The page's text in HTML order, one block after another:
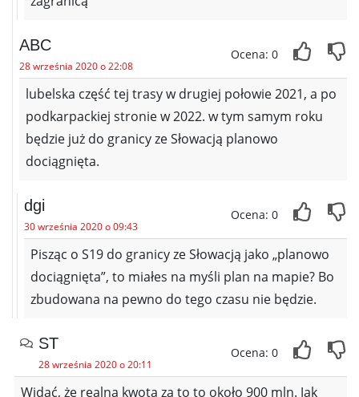
ABC
28 września 2020 o 22:08
Ocena: 0
lubelska część tej trasy w drugiej połowie 2021, a po
podkarpackiej stronie w 2022. w tym samym roku
będzie już do granicy ze Słowacją planowo
dociągnięta.
dgi
30 września 2020 o 09:43
Ocena: 0
Pisząc o S19 do granicy ze Słowacją jako „planowo
dociągnięta”, to miałes na myśli plan na mapie? Bo
zbudowana na pewno do tego czasu nie będzie.
ST
28 września 2020 o 20:11
Ocena: 0
Widać, że realna kwota za to to około 900 mln. Jak